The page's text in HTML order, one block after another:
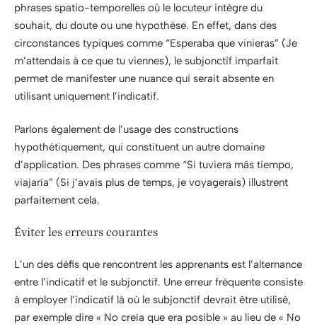
phrases spatio-temporelles où le locuteur intègre du
souhait, du doute ou une hypothèse. En effet, dans des
circonstances typiques comme “Esperaba que vinieras” (Je
m’attendais à ce que tu viennes), le subjonctif imparfait
permet de manifester une nuance qui serait absente en
utilisant uniquement l’indicatif.
Parlons également de l’usage des constructions
hypothétiquement, qui constituent un autre domaine
d’application. Des phrases comme “Si tuviera más tiempo,
viajaría” (Si j’avais plus de temps, je voyagerais) illustrent
parfaitement cela.
Éviter les erreurs courantes
L’un des défis que rencontrent les apprenants est l’alternance
entre l’indicatif et le subjonctif. Une erreur fréquente consiste
à employer l’indicatif là où le subjonctif devrait être utilisé,
par exemple dire « No creía que era posible » au lieu de « No